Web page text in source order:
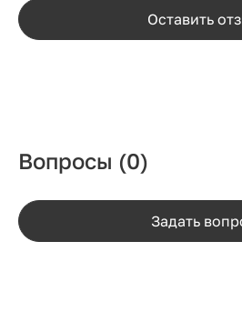
Оставить
Вопросы (0)
Задать